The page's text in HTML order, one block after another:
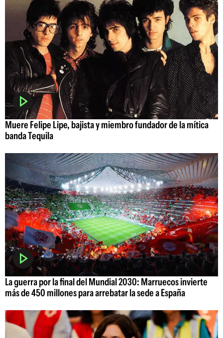
Muere Felipe Lipe, bajista y miembro fundador de la mítica
banda Tequila
La guerra por la final del Mundial 2030: Marruecos invierte
más de 450 millones para arrebatar la sede a España